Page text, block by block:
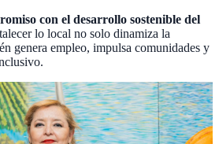
con el desarrollo sostenible del
lo local no solo dinamiza la
genera empleo, impulsa comunidades y